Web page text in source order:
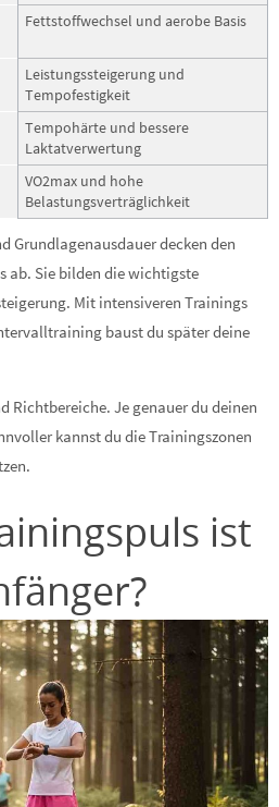
Fettstoffwechsel und aerobe Basis
Leistungssteigerung und
Tempofestigkeit
Tempohärte und bessere
Laktatverwertung
VO2max und hohe
Belastungsverträglichkeit
Grundlagenausdauer decken den
ab. Sie bilden die wichtigste
Mit intensiveren Trainings
baust du später deine
Richtbereiche. Je genauer du deinen
kannst du die Trainingszonen
ist